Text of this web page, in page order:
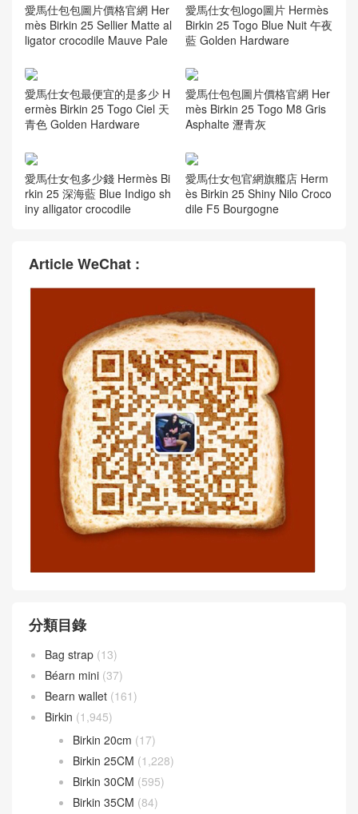
愛馬仕包包圖片價格官網 Her
mès Birkin 25 Sellier Matte al
ligator crocodile Mauve Pale
愛馬仕女包logo圖片 Hermès
Birkin 25 Togo Blue Nuit 午夜
藍 Golden Hardware
愛馬仕女包最便宜的是多少 H
ermès Birkin 25 Togo Ciel 天
青色 Golden Hardware
愛馬仕包包圖片價格官網 Her
mès Birkin 25 Togo M8 Gris
Asphalte 瀝青灰
愛馬仕女包多少錢 Hermès Bi
rkin 25 深海藍 Blue Indigo sh
iny alligator crocodile
愛馬仕女包官網旗艦店 Herm
ès Birkin 25 Shiny Nilo Croco
dile F5 Bourgogne
Article WeChat :
分類目錄
Bag strap (13)
Béarn mini (37)
Bearn wallet (161)
Birkin (1,945)
Birkin 20cm (17)
Birkin 25CM (1,228)
Birkin 30CM (595)
Birkin 35CM (84)